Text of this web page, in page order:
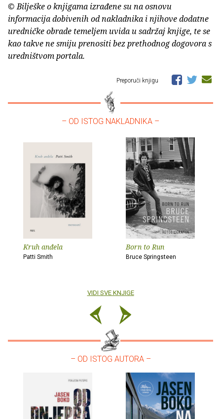
© Bilješke o knjigama izrađene su na osnovu
informacija dobivenih od nakladnika i njihove dodatne
uredničke obrade temeljem uvida u sadržaj knjige, te se
kao takve ne smiju prenositi bez prethodnog dogovora s
uredništvom portala.
Preporuči knjigu
– OD ISTOG NAKLADNIKA –
Kruh anđela
Patti Smith
Born to Run
Bruce Springsteen
VIDI SVE KNJIGE
– OD ISTOG AUTORA –